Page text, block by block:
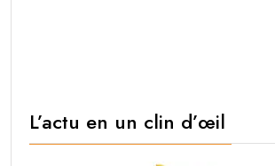
L’actu en un clin d’œil